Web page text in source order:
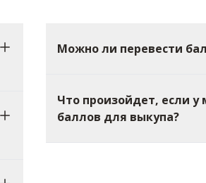
Можно ли перевести
Что произойдет, если у
баллов для выкупа?